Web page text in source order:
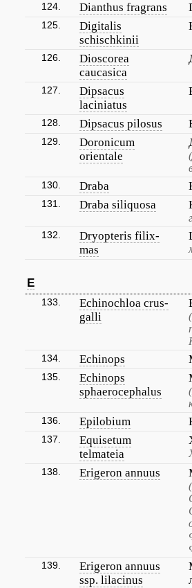
124. Dianthus fragrans
125.
Digitalis
schischkinii
126.
Dioscorea
caucasica
127.
Dipsacus
laciniatus
128. Dipsacus pilosus
129.
Doronicum
orientale
130. Draba
131. Draba siliquosa
132.
Dryopteris filix-
mas
E
133.
Echinochloa crus-
galli
134. Echinops
135.
Echinops
sphaerocephalus
136. Epilobium
137.
Equisetum
telmateia
138. Erigeron annuus
139.
Erigeron annuus
ssp. lilacinus